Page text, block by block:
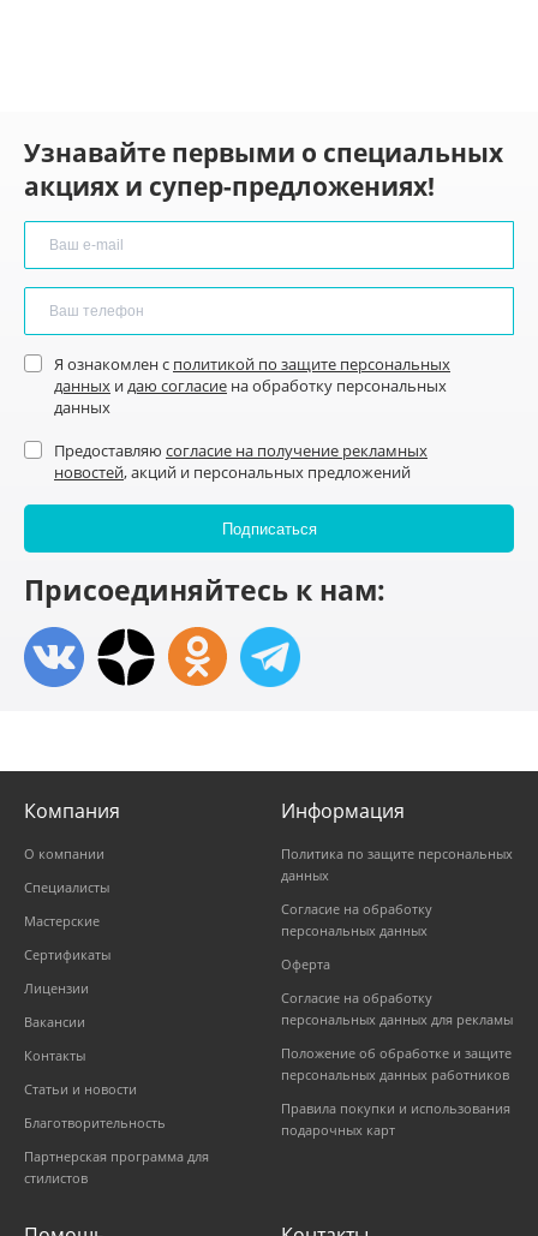
Узнавайте первыми о специальных
акциях и супер-предложениях!
Я ознакомлен с политикой по защите персональных
данных идаю согласие на обработку персональных
данных
Предоставляю согласие на получение рекламных
новостей, акций и персональных предложений
Присоединяйтесь к нам:
Компания
О компании
Специалисты
Мастерские
Сертификаты
Лицензии
Вакансии
Контакты
Статьи и новости
Благотворительность
Партнерская программа для
стилистов
Информация
Политика по защите персональных
данных
Согласие на обработку
персональных данных
Оферта
Согласие на обработку
персональных данных для рекламы
Положение об обработке и защите
персональных данных работников
Правила покупки и использования
подарочных карт